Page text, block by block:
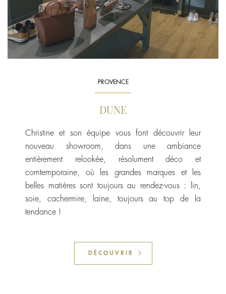
PROVENCE
DUNE
Christine et son équipe vous font découvrir leur
nouveau showroom, dans une ambiance
entièrement relookée, résolument déco et
comtemporaine, où les grandes marques et les
belles matières sont toujours au rendez-vous : lin,
soie, cachermire, laine, toujours au top de la
tendance !
DÉCOUVRIR